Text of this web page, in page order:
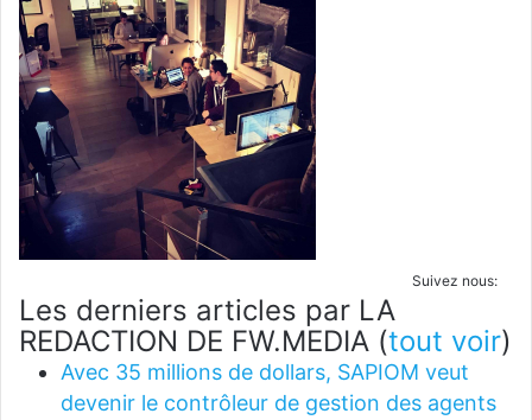
Suivez nous:
Les derniers articles par LA
REDACTION DE FW.MEDIA (tout voir)
Avec 35 millions de dollars, SAPIOM veut
devenir le contrôleur de gestion des agents